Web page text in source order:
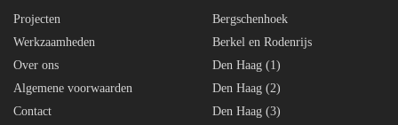
Projecten
Werkzaamheden
Over ons
Algemene voorwaarden
Contact
Bergschenhoek
Berkel en Rodenrijs
Den Haag (1)
Den Haag (2)
Den Haag (3)